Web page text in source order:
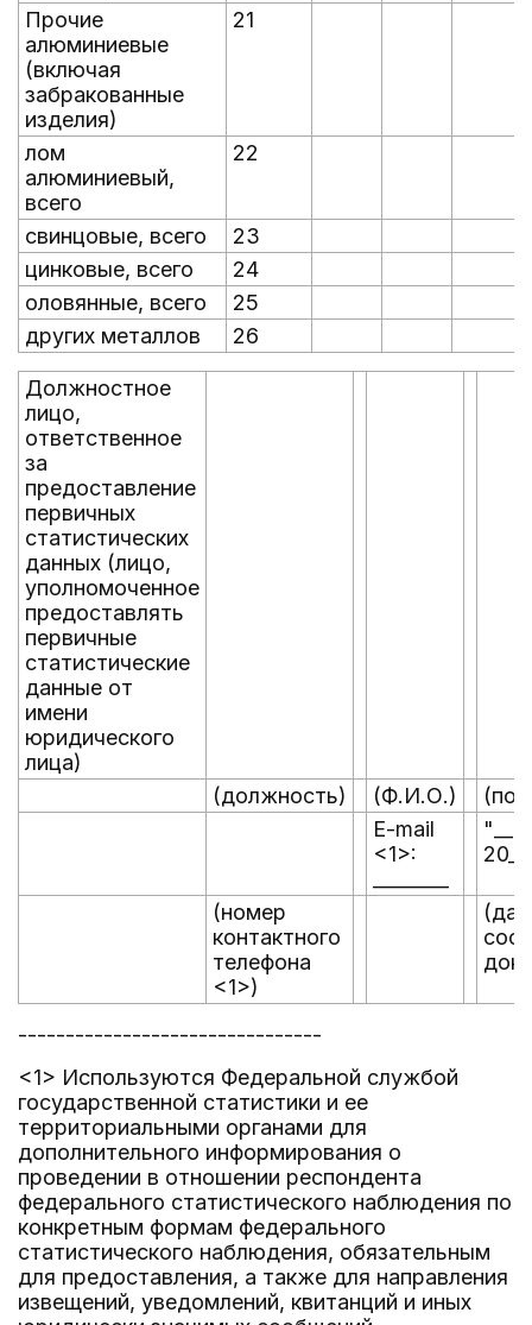
Прочие
алюминиевые
(включая
забракованные
изделия)
21
лом
алюминиевый,
всего
22
свинцовые, всего
23
цинковые, всего
24
оловянные, всего
25
других металлов
26
Должностное
лицо,
ответственное
за
предоставление
первичных
статистических
данных (лицо,
уполномоченное
предоставлять
первичные
статистические
данные от
имени
юридического
лица)
(должность)
(Ф.И.О.)
E-mail
<1>:
"__"
(номер
контактного
телефона
<1>)
--------------------------------
<1> Используются Федеральной службой
государственной статистики и ее
территориальными органами для
дополнительного информирования о
проведении в отношении респондента
федерального статистического наблюдения по
конкретным формам федерального
статистического наблюдения, обязательным
для предоставления, а также для направления
извещений, уведомлений, квитанций и иных